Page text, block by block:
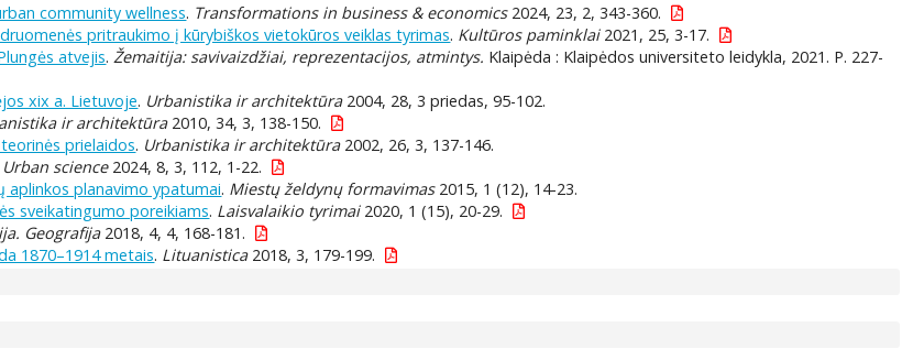
community wellness. Transformations in business & economics2024, 23, 2, 343-360.
pritraukimo į kūrybiškos vietokūros veiklas tyrimas. Kultūros paminklai2021, 25, 3-17.
atvejis. Žemaitija: savivaizdžiai, reprezentacijos, atmintys. Klaipėda : Klaipėdos universiteto leidykla, 2021. P. 227-
xix a. Lietuvoje. Urbanistika ir architektūra2004, 28, 3 priedas, 95-102.
ir architektūra2010, 34, 3, 138-150.
prielaidos. Urbanistika ir architektūra2002, 26, 3, 137-146.
Urban science2024, 8, 3, 112, 1-22.
aplinkos planavimo ypatumai. Miestų želdynų formavimas2015, 1 (12), 14-23.
sveikatingumo poreikiams. Laisvalaikio tyrimai2020, 1 (15), 20-29.
Geografija2018, 4, 4, 168-181.
1870–1914 metais. Lituanistica2018, 3, 179-199.